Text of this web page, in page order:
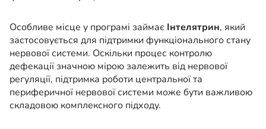
Особливе місце у програмі займає Інтелятрин, який
застосовується для підтримки функціонального стану
нервової системи. Оскільки процес контролю
дефекації значною мірою залежить від нервової
регуляції, підтримка роботи центральної та
периферичної нервової системи може бути важливою
складовою комплексного підходу.